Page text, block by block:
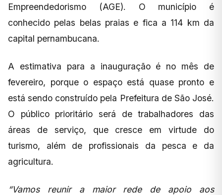
Empreendedorismo (AGE). O município é
conhecido pelas belas praias e fica a 114 km da
capital pernambucana.
A estimativa para a inauguração é no mês de
fevereiro, porque o espaço está quase pronto e
está sendo construído pela Prefeitura de São José.
O público prioritário será de trabalhadores das
áreas de serviço, que cresce em virtude do
turismo, além de profissionais da pesca e da
agricultura.
“Vamos reunir a maior rede de apoio aos